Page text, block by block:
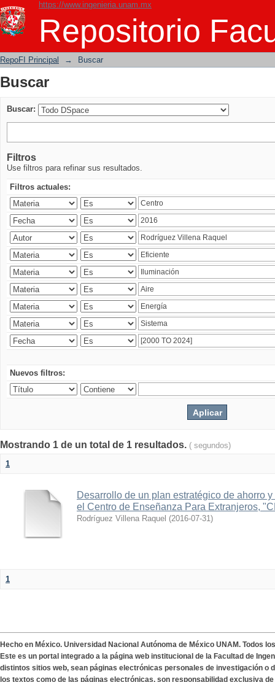
https://www.ingenieria.unam.mx
Repositorio
Buscar
RepoFI Principal → Buscar
Buscar
Buscar:
Filtros
Use filtros para refinar sus resultados.
Filtros actuales:
Nuevos filtros:
Mostrando 1 de un total de 1 resultados. ( segundos)
1
Desarrollo de un plan estratégico de ahorro
el Centro de Enseñanza Para Extranjeros,
Rodríguez Villena Raquel (2016-07-31)
1
Hecho en México. Universidad Nacional Autónoma de México UNAM. Todos
Este es un portal integrado a la página web institucional de la Facultad de
distintos sitios web, sean páginas electrónicas personales de investigación o
los textos como de las páginas electrónicas, son responsabilidad exclusiva